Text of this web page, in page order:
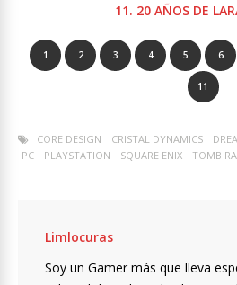
11. 20 AÑOS DE
1 2 3 4 5 6
11
CORE DESIGN CRISTAL DYNAMICS
PC
PLAYSTATION SQUARE ENIX TOMB
Limlocuras
Soy un Gamer más que lleva